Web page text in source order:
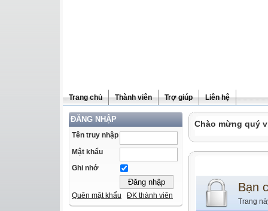
Trang chủ Thành viên Trợ giúp Liên hệ
ĐĂNG NHẬP
Tên truy nhập
Mật khẩu
Ghi nhớ
Quên mật khẩu ĐK thành viên
Chào mừng quý
Bạn
Trang